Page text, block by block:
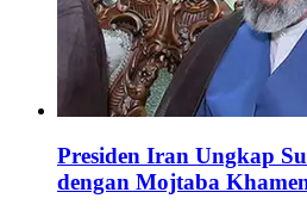
Presiden Iran Ungkap
dengan Mojtaba